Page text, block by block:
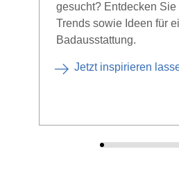
gesucht? Entdecken Sie
Trends sowie Ideen für
Badausstattung.
Jetzt inspirieren